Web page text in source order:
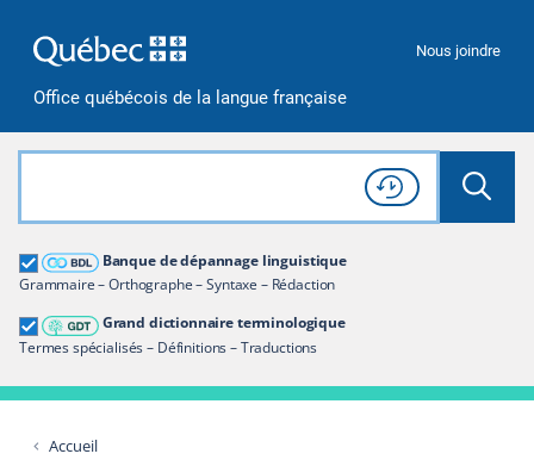
Office québécois de la langue française
Nous joindre
Rechercher dans tout le site
Lancer
Consulter l'
Historique
de recherche
Banque de dépannage linguistique
Grammaire – Orthographe – Syntaxe – Rédaction
Grand dictionnaire terminologique
Termes spécialisés – Définitions – Traductions
Grand dictionnaire terminologique
Restreindre aux termes
Accueil